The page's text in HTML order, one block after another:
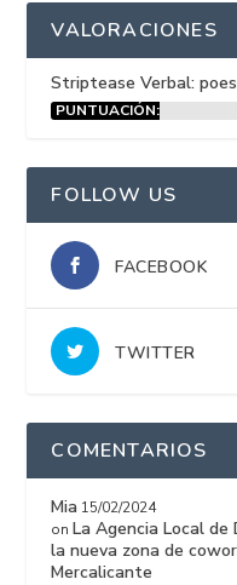
VALORACIONES
Striptease Verbal:
PUNTUACIÓN:
FOLLOW US
FACEBOOK
TWITTER
COMENTARIOS
Mia 15/02/2024
on La Agencia Local
la nueva zona de
Mercalicante